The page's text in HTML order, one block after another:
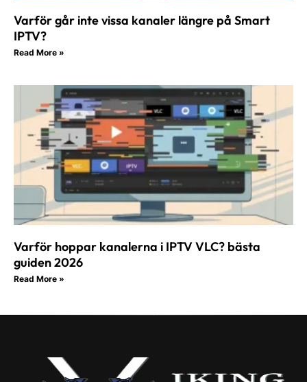
Varför går inte vissa kanaler längre på Smart
IPTV?
Read More »
Varför hoppar kanalerna i IPTV VLC? bästa
guiden 2026
Read More »